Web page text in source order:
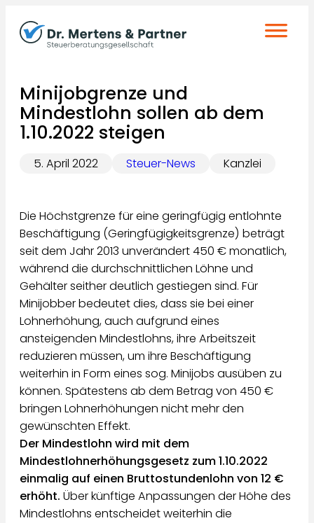
Inhalt
springen
Minijobgrenze und
Mindestlohn sollen ab dem
1.10.2022 steigen
5. April 2022 Steuer-News Kanzlei
Die Höchstgrenze für eine geringfügig entlohnte
Beschäftigung (Geringfügigkeitsgrenze) beträgt
seit dem Jahr 2013 unverändert 450 € monatlich,
während die durchschnittlichen Löhne und
Gehälter seither deutlich gestiegen sind. Für
Minijobber bedeutet dies, dass sie bei einer
Lohnerhöhung, auch aufgrund eines
ansteigenden Mindestlohns, ihre Arbeitszeit
reduzieren müssen, um ihre Beschäftigung
weiterhin in Form eines sog. Minijobs ausüben zu
können. Spätestens ab dem Betrag von 450 €
bringen Lohnerhöhungen nicht mehr den
gewünschten Effekt.
Der Mindestlohn wird mit dem
Mindestlohnerhöhungsgesetz zum 1.10.2022
einmalig auf einen Bruttostundenlohn von 12 €
erhöht. Über künftige Anpassungen der Höhe des
Mindestlohns entscheidet weiterhin die